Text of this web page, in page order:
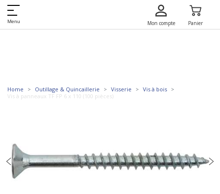
Menu Mon compte Panier
Home Outillage & Quincaillerie Visserie
Vis à bois
Vis à panneaux TF FP 6 x 110 (100 pièces)